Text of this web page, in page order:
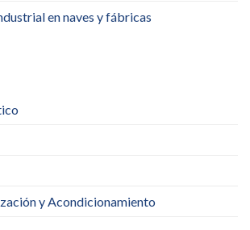
en naves y fábricas
y Acondicionamiento